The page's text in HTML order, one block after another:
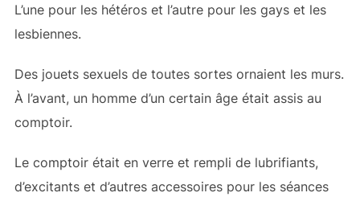
L’une pour les hétéros et l’autre pour les gays et les
lesbiennes.
Des jouets sexuels de toutes sortes ornaient les murs.
À l’avant, un homme d’un certain âge était assis au
comptoir.
Le comptoir était en verre et rempli de lubrifiants,
d’excitants et d’autres accessoires pour les séances